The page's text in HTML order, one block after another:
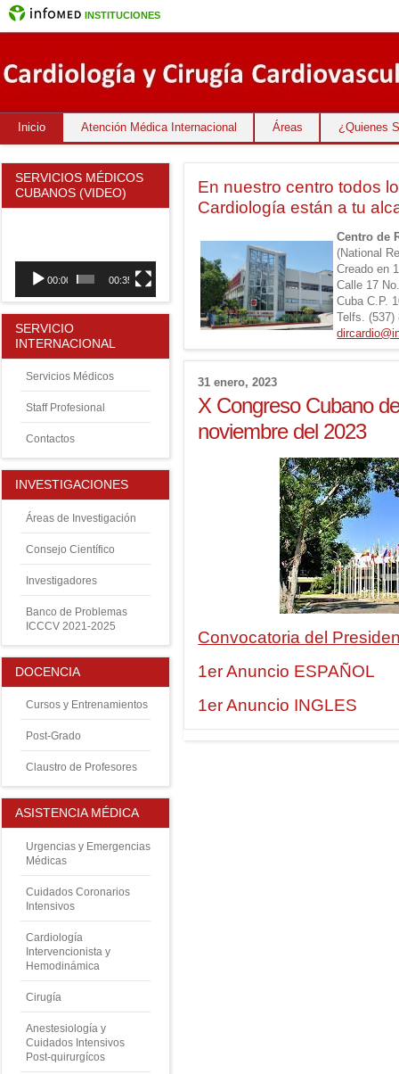
INSTITUCIONES
Inicio Atención Médica Internacional Áreas ¿Quienes
En nuestro centro todos
Cardiología están a tu
Centro de
(National
Creado en
Calle 17
Cuba C.P.
Telfs. (537)
31 enero, 2023
X Congreso Cubano
noviembre del 2023
Convocatoria del
1er Anuncio ESPAÑOL
1er Anuncio INGLES
SERVICIOS MÉDICOS
CUBANOS (VIDEO)
00:00 00:35
SERVICIO
INTERNACIONAL
Servicios Médicos
Staff Profesional
Contactos
INVESTIGACIONES
Áreas de Investigación
Consejo Científico
Investigadores
Banco de Problemas
ICCCV 2021-2025
DOCENCIA
Cursos y Entrenamientos
Post-Grado
Claustro de Profesores
ASISTENCIA MÉDICA
Urgencias y Emergencias
Médicas
Cuidados Coronarios
Intensivos
Cardiología
Intervencionista y
Hemodinámica
Cirugía
Anestesiología y
Cuidados Intensivos
Post-quirurgícos